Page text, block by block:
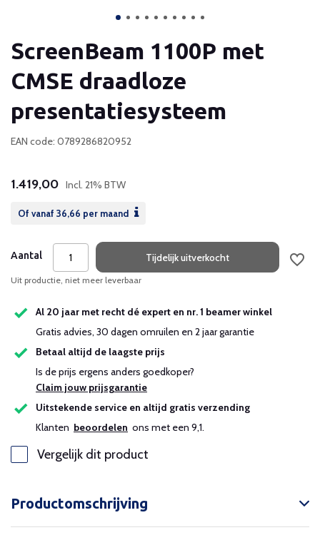
ScreenBeam 1100P met
CMSE draadloze
presentatiesysteem
EAN code: 0789286820952
1.419,00 Incl. 21% BTW
Of vanaf 36,66 per maand
Aantal Tijdelijk uitverkocht
Uit productie, niet meer leverbaar
Al 20 jaar met recht dé expert en nr. 1 beamer winkel
Gratis advies, 30 dagen omruilen en 2 jaar garantie
Betaal altijd de laagste prijs
Is de prijs ergens anders goedkoper?
Claim jouw prijsgarantie
Uitstekende service en altijd gratis verzending
Klanten beoordelen ons met een 9,1.
Vergelijk dit product
Productomschrijving